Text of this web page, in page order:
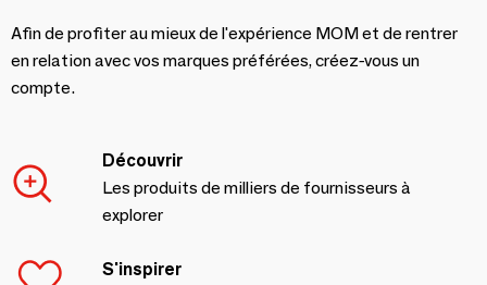
Afin de profiter au mieux de l'expérience MOM et de rentrer
en relation avec vos marques préférées, créez-vous un
compte.
Découvrir
Les produits de milliers de fournisseurs à
explorer
S'inspirer